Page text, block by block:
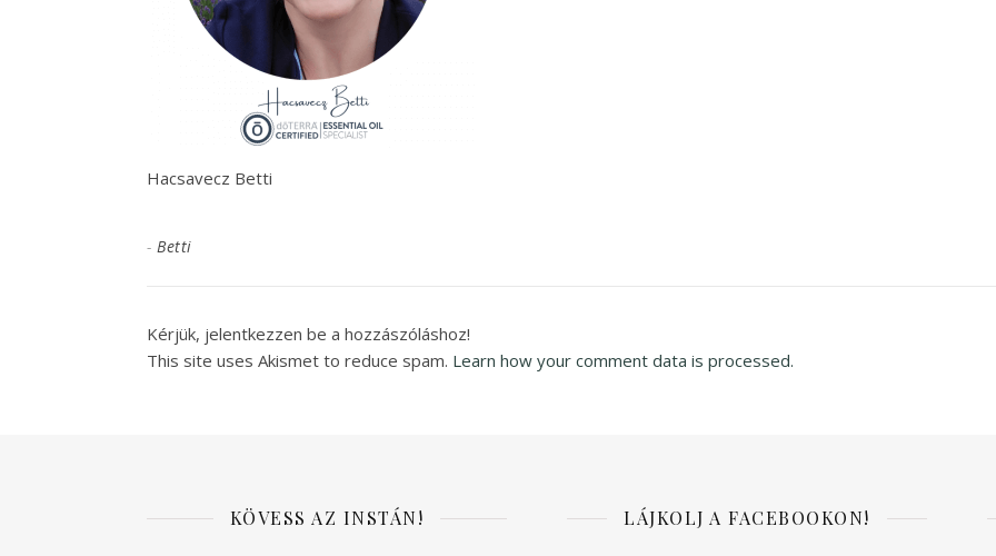
Hacsavecz Betti
- Betti
Kérjük, jelentkezzen be a hozzászóláshoz!
This site uses Akismet to reduce spam. Learn how your comment data is processed.
KÖVESS AZ INSTÁN! LÁJKOLJ A FACEBOOKON!